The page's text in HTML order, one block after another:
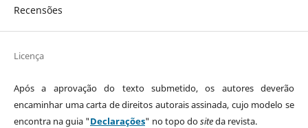
Recensões
Licença
Após a aprovação do texto submetido, os autores deverão
encaminhar uma carta de direitos autorais assinada, cujo modelo se
encontra na guia "Declarações" no topo dositeda revista.